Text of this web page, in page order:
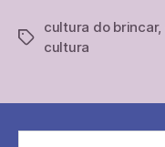
Tags
cultura do brincar,
cultura